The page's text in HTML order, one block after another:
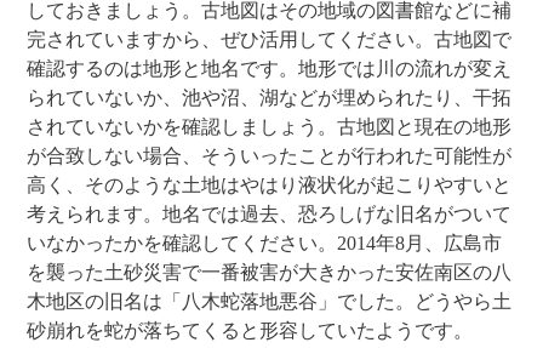
しておきましょう。古地図はその地域の図書館などに補
完されていますから、ぜひ活用してください。古地図で
確認するのは地形と地名です。地形では川の流れが変え
られていないか、池や沼、湖などが埋められたり、干拓
されていないかを確認しましょう。古地図と現在の地形
が合致しない場合、そういったことが行われた可能性が
高く、そのような土地はやはり液状化が起こりやすいと
考えられます。地名では過去、恐ろしげな旧名がついて
いなかったかを確認してください。2014年8月、広島市
を襲った土砂災害で一番被害が大きかった安佐南区の八
木地区の旧名は「八木蛇落地悪谷」でした。どうやら土
砂崩れを蛇が落ちてくると形容していたようです。